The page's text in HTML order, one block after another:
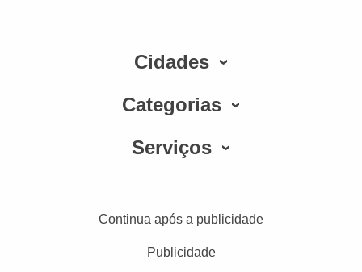
Cidades
Categorias
Serviços
Continua após a publicidade
Publicidade